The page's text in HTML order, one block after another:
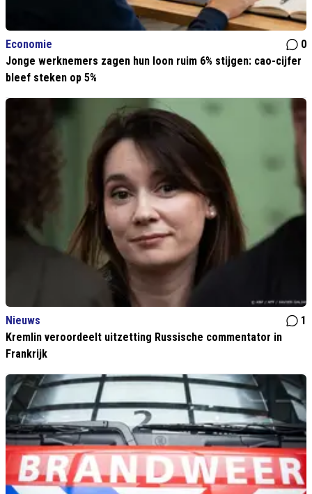
Economie
0
Jonge werknemers zagen hun loon ruim 6% stijgen: cao-cijfer
bleef steken op 5%
Nieuws
1
Kremlin veroordeelt uitzetting Russische commentator in
Frankrijk